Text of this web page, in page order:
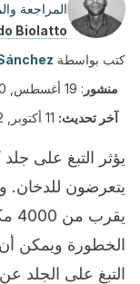
المراجعة
Biolatto
كتب بواسطة
منشور : 19 أغسطس, 2020 09:20
آخر تحديث: 11 أكتوبر, 2022 20:42
يؤثر التبغ على
يتعرضون للدخان.
الخطورة ويمكن أن
التبغ على الجلد